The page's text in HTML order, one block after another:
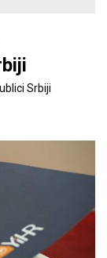
Srbiji